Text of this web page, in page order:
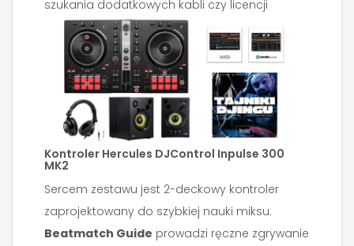
szukania dodatkowych kabli czy licencji
Kontroler Hercules DJControl Inpulse 300
MK2
Sercem zestawu jest 2-deckowy kontroler
zaprojektowany do szybkiej nauki miksu.
Beatmatch Guide prowadzi ręczne zgrywanie